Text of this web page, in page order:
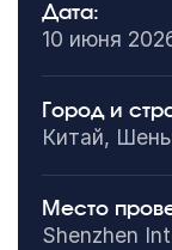
Дата:
10 июня
Город и
Китай,
Место
Shenzhen